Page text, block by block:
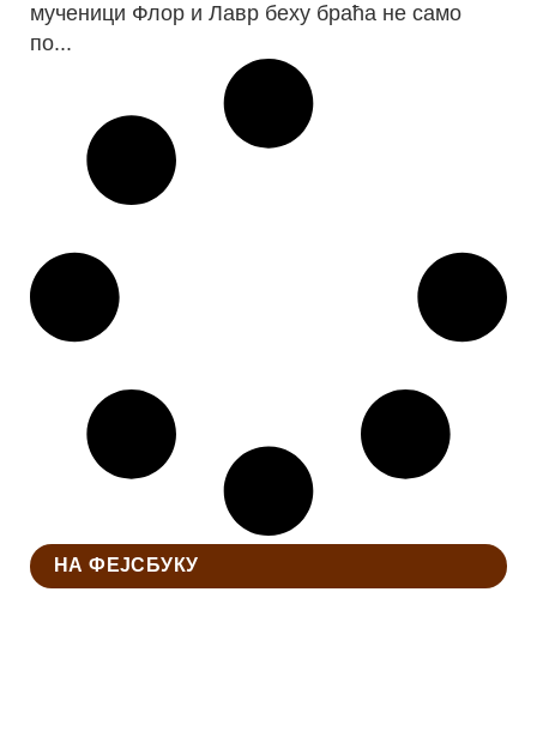
мученици Флор и Лавр беху браћа не само
по...
НА ФЕЈСБУКУ